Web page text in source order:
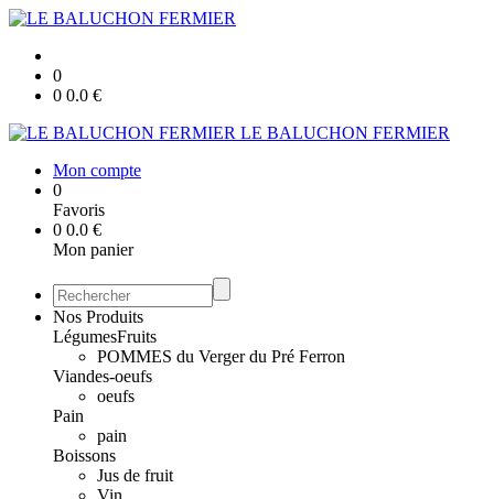
0
0 0.0 €
LE BALUCHON FERMIER
Mon compte
0
Favoris
0 0.0 €
Mon panier
Nos Produits
LégumesFruits
POMMES du Verger du Pré Ferron
Viandes-oeufs
oeufs
Pain
pain
Boissons
Jus de fruit
Vin